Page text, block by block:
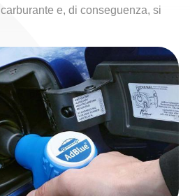
e, di conseguenza, si